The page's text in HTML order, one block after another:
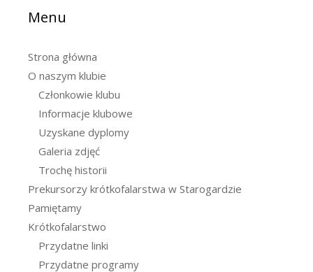
Menu
Strona główna
O naszym klubie
Członkowie klubu
Informacje klubowe
Uzyskane dyplomy
Galeria zdjęć
Trochę historii
Prekursorzy krótkofalarstwa w Starogardzie
Pamiętamy
Krótkofalarstwo
Przydatne linki
Przydatne programy